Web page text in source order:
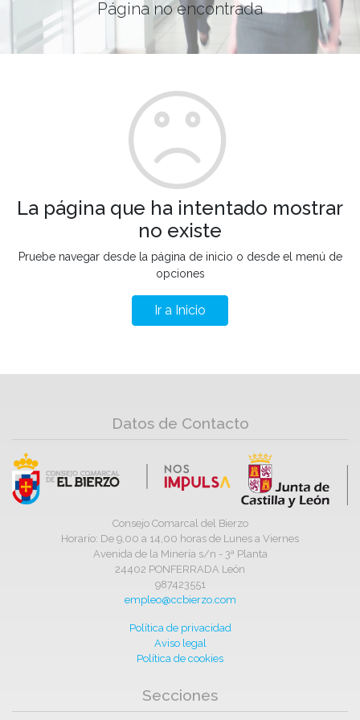
Página no encontrada
La página que ha intentado mostrar
no existe
Pruebe navegar desde la página de inicio o desde el menú de
opciones
Ir a Inicio
Datos de Contacto
Consejo Comarcal del Bierzo
Horario: De 9,00 a 14,00 horas de Lunes a Viernes
Avenida de la Minería s/n - 3ª Planta
24402 PONFERRADA León
987423551
empleo@ccbierzo.com
Política de privacidad
Aviso legal
Política de cookies
Secciones